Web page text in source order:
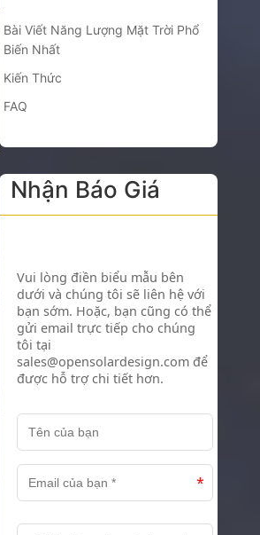
Bài Viết Năng Lượng Mặt Trời Phổ
Biến Nhất
Kiến Thức
FAQ
Nhận Báo Giá